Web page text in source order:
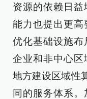
资源的依赖日
能力也提出更高
优化基础设施布
企业和非中心区
地方建设区域性
同的服务体系。